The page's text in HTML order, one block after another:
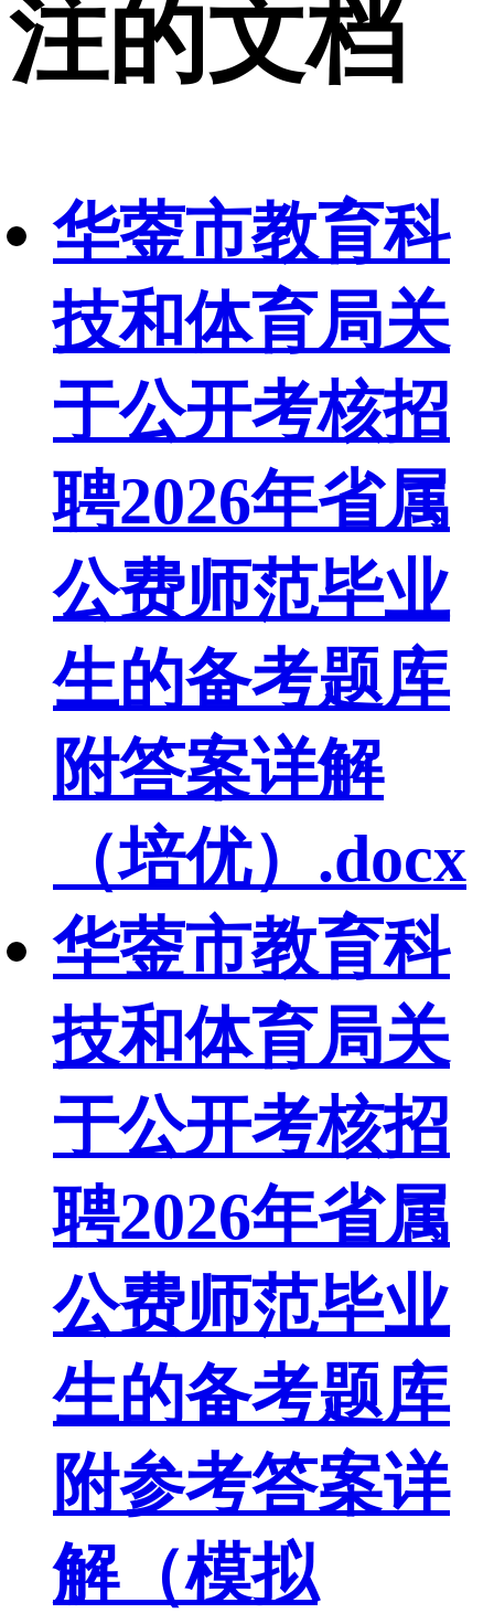
注的文档
华蓥市教育科
技和体育局关
于公开考核招
聘2026年省属
公费师范毕业
生的备考题库
附答案详解
（培优）.docx
华蓥市教育科
技和体育局关
于公开考核招
聘2026年省属
公费师范毕业
生的备考题库
附参考答案详
解（模拟